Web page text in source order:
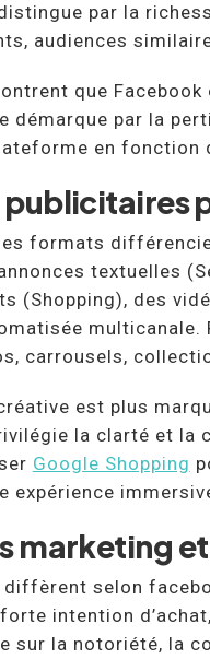
par la
audiences
que
démarque par la
en fonction
publicitaires
formats
textuelles
(Shopping), des
multicanale.
carrousels,
est plus
la clarté et la
Google Shopping
expérience
marketing
selon
intention
sur la notoriété, la